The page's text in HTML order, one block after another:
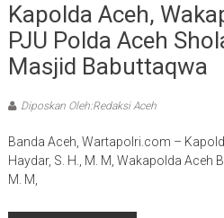
Kapolda Aceh,
PJU Polda Aceh
Masjid Babuttaqwa
Diposkan Oleh:Redaksi Aceh
Banda Aceh, Wartapolri.com –
Haydar, S. H., M. M, Wakapolda Aceh
M. M,